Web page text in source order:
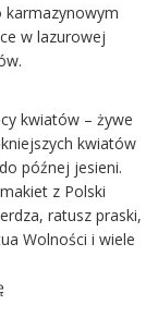
w lazurowej
kwiatów – żywe
kwiatów
późnej jesieni.
z Polski
ratusz praski,
Wolności i wiele